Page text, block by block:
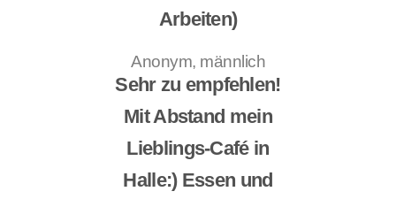
Arbeiten)
Anonym, männlich
Sehr zu empfehlen!
Mit Abstand mein
Lieblings-Café in
Halle:) Essen und